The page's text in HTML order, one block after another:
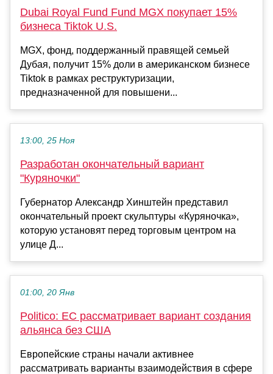
Dubai Royal Fund Fund MGX покупает 15%
бизнеса Tiktok U.S.
MGX, фонд, поддержанный правящей семьей
Дубая, получит 15% доли в американском бизнесе
Tiktok в рамках реструктуризации,
предназначенной для повышени...
13:00, 25 Ноя
Разработан окончательный вариант
"Куряночки"
Губернатор Александр Хинштейн представил
окончательный проект скульптуры «Куряночка»,
которую установят перед торговым центром на
улице Д...
01:00, 20 Янв
Politico: ЕС рассматривает вариант создания
альянса без США
Европейские страны начали активнее
рассматривать варианты взаимодействия в сфере